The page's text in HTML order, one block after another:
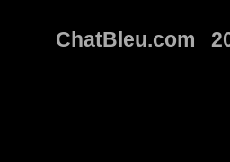
ChatBleu.com